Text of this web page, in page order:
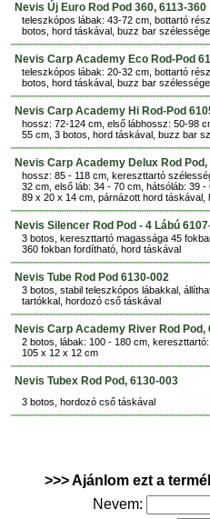
Nevis Új Euro Rod Pod 360, 6113-360
teleszkópos lábak: 43-72 cm, bottartó
botos, hord táskával, buzz bar
Nevis Carp Academy Eco Rod-Pod
teleszkópos lábak: 20-32 cm, bottartó
botos, hord táskával, buzz bar
Nevis Carp Academy Hi Rod-Pod
hossz: 72-124 cm, első lábhossz: 50-98
55 cm, 3 botos, hord táskával, buzz bar
Nevis Carp Academy Delux Rod Pod,
hossz: 85 - 118 cm, kereszttartó
32 cm, első láb: 34 - 70 cm, hátsóláb: 39
89 x 20 x 14 cm, párnázott hord táskával,
Nevis Silencer Rod Pod - 4 Lábú
3 botos, kereszttartó magassága 45
360 fokban fordítható, hord táskával
Nevis Tube Rod Pod 6130-002
3 botos, stabil teleszkópos lábakkal,
tartókkal, hordozó cső táskával
Nevis Carp Academy River Rod Pod,
2 botos, lábak: 100 - 180 cm,
105 x 12 x 12 cm
Nevis Tubex Rod Pod, 6130-003
3 botos, hordozó cső táskával
>>> Ajánlom ezt a
Nevem: